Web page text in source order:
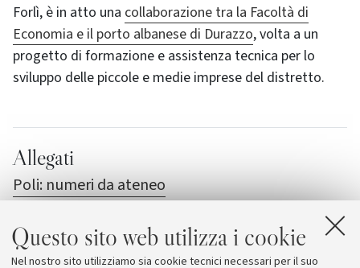
Questo sito web utilizza i cookie
Nel nostro sito utilizziamo sia cookie tecnici necessari per il suo
Forlì, è in atto una collaborazione tra la Facoltà di
Economia e il porto albanese di Durazzo, volta a un
progetto di formazione e assistenza tecnica per lo
sviluppo delle piccole e medie imprese del distretto.
Allegati
Poli: numeri da ateneo
Poli: la cultura rispecchia l'identità cittadina